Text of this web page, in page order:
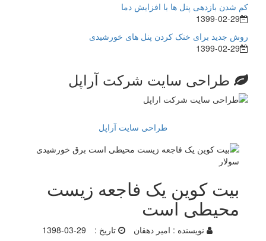
کم شدن بازدهی پنل ها با افزایش دما
1399-02-29
روش جدید برای خنک کردن پنل های خورشیدی
1399-02-29
طراحی سایت شرکت آراپل
طراحی سایت آراپل
بیت کوین یک فاجعه زیست
محیطی است
نویسنده : امیر دهقان تاریخ :
1398-03-29